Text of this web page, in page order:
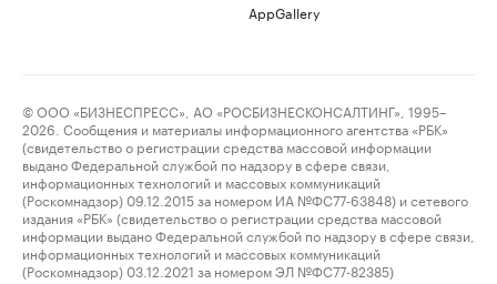
AppGallery
© ООО «БИЗНЕСПРЕСС», АО «РОСБИЗНЕСКОНСАЛТИНГ», 1995–
2026. Сообщения и материалы информационного агентства «РБК»
(свидетельство о регистрации средства массовой информации
выдано Федеральной службой по надзору в сфере связи,
информационных технологий и массовых коммуникаций
(Роскомнадзор) 09.12.2015 за номером ИА №ФС77-63848) и сетевого
издания «РБК» (свидетельство о регистрации средства массовой
информации выдано Федеральной службой по надзору в сфере связи,
информационных технологий и массовых коммуникаций
(Роскомнадзор) 03.12.2021 за номером ЭЛ №ФС77-82385)